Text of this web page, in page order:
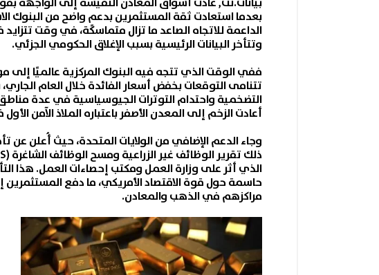
بعدما استعادت ثقة المستثمرين بدعمٍ واضح من البنوك
الداعمة للاتجاه الصاعد ما تزال متماسكة، في وقت تتزايد
وتتأخر البيانات الرئيسية بسبب الإغلاق الحكومي الجزئي.
ففي الوقت الذي تتجه فيه البنوك المركزيةعالميًا إلى
تتنامى التوقعات بخفض أسعار الفائدة خلال العام
التضخمية واحتدام التوترات الجيوسياسية في عدة
أعادت الزخم إلى المعدن الأصفر باعتباره الملاذ الآمن
وجاء الدعم الإضافي من الولايات المتحدة، حيث أُعلن
الذي أثر على وزارة العمل ومكتب إحصاءات العمل. هذا
حاسمة حول قوة الاقتصاد الأمريكي، ما دفع المستثمرين
مراكزهم في الذهب والمعادن.